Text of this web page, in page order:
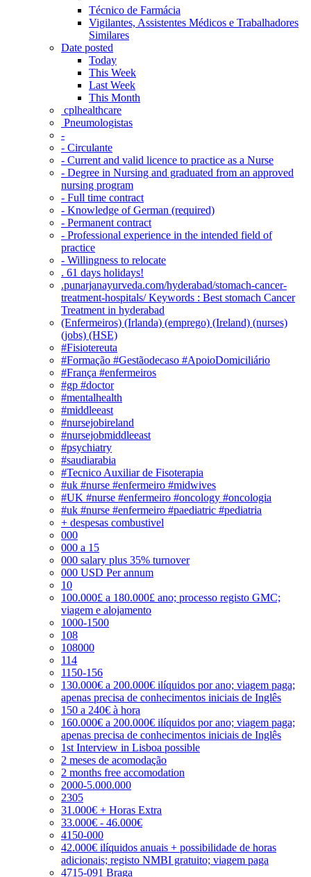
Técnico de Farmácia
Vigilantes, Assistentes Médicos e Trabalhadores
Similares
Date posted
Today
This Week
Last Week
This Month
‎ cplhealthcare‬
Pneumologistas
-
- Circulante
- Current and valid licence to practice as a Nurse
- Degree in Nursing and graduated from an approved
nursing program
- Full time contract
- Knowledge of German (required)
- Permanent contract
- Professional experience in the intended field of
practice
- Willingness to relocate
. 61 days holidays!
.punarjanayurveda.com/hyderabad/stomach-cancer-
treatment-hospitals/ Keywords : Best stomach Cancer
Treatment in hyderabad
(Enfermeiros) (Irlanda) (emprego) (Ireland) (nurses)
(jobs) (HSE)
#Fisiotereuta
#Formação #Gestãodecaso #ApoioDomiciliário
#França #enfermeiros
#gp #doctor
#mentalhealth
#middleeast
#nursejobireland
#nursejobmiddleeast
#psychiatry
#saudiarabia
#Tecnico Auxiliar de Fisoterapia
#uk #nurse #enfermeiro #midwives
#UK #nurse #enfermeiro #oncology #oncologia
#uk #nurse #enfermeiro #paediatric #pediatria
+ despesas combustivel
000
000 a 15
000 salary plus 35% turnover
000 USD Per annum
10
100.000£ a 180.000£ ano; processo registo GMC;
viagem e alojamento
1000-1500
108
108000
114
1150-156
130.000€ a 200.000€ ilíquidos por ano; viagem paga;
apenas precisa de conhecimentos iniciais de Inglês
150 a 240€ à hora
160.000€ a 200.000€ ilíquidos por ano; viagem paga;
apenas precisa de conhecimentos iniciais de Inglês
1st Interview in Lisboa possible
2 meses de acomodação
2 months free accomodation
2000-5.000.000
2305
31.000€ + Horas Extra
33.000€ - 46.000€
4150-000
42.000€ ilíquidos anuais + possibilidade de horas
adicionais; registo NMBI gratuito; viagem paga
4715-091 Braga